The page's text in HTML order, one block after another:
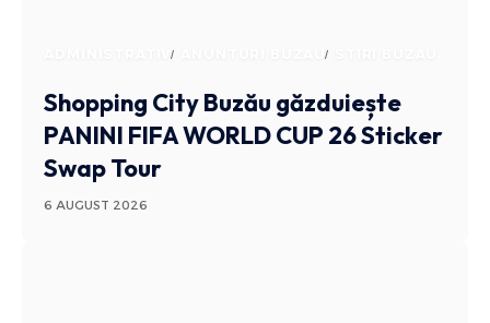
ADMINISTRATIV ANUNTURI BUZAU
Shopping City Buzău găzduiește
PANINI FIFA WORLD CUP 26 Sticker
Swap Tour
6 AUGUST 2026